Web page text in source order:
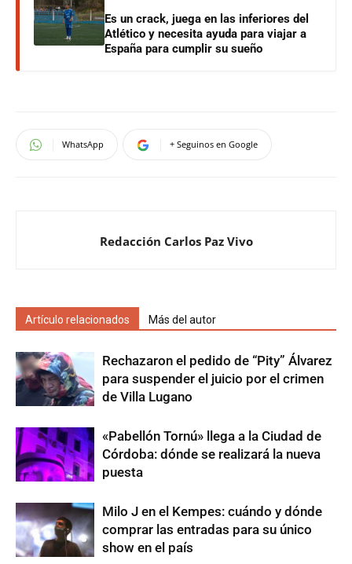
Es un crack, juega en las inferiores del
Atlético y necesita ayuda para viajar a
España para cumplir su sueño
WhatsApp + Seguinos en Google
Redacción Carlos Paz Vivo
Artículo relacionados Más del autor
Rechazaron el pedido de “Pity” Álvarez
para suspender el juicio por el crimen
de Villa Lugano
«Pabellón Tornú» llega a la Ciudad de
Córdoba: dónde se realizará la nueva
puesta
Milo J en el Kempes: cuándo y dónde
comprar las entradas para su único
show en el país